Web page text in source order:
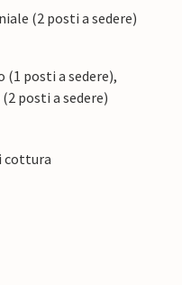
(2 posti a sedere)
posti a sedere),
posti a sedere)
cottura